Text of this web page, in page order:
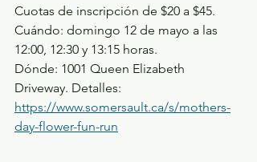
Cuotas de inscripción de $20 a $45.
Cuándo: domingo 12 de mayo a las
12:00, 12:30 y 13:15 horas.
Dónde: 1001 Queen Elizabeth
Driveway. Detalles:
https://www.somersault.ca/s/mothers-
day-flower-fun-run